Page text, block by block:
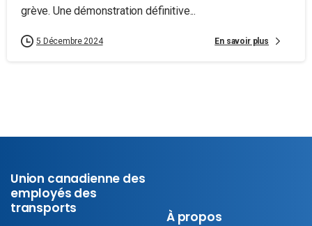
grève. Une démonstration définitive...
5 Décembre 2024 En savoir plus
Union canadienne des
employés des
transports
À propos